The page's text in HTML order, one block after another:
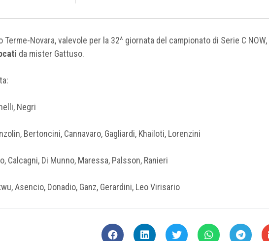
Terme-Novara, valevole per la 32^ giornata del campionato di Serie C NOW,
da mister Gattuso.
Negri
Bertoncini, Cannavaro, Gagliardi, Khailoti, Lorenzini
Calcagni, Di Munno, Maressa, Palsson, Ranieri
Asencio, Donadio, Ganz, Gerardini, Leo Virisario